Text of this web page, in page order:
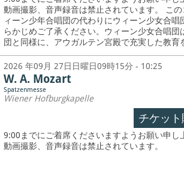
動画撮影、音声録音は禁止されています。 こ
ィーン少年合唱団の代わりにウィーン少女合唱
らかじめご了承ください。ウィーン少女合唱団
団と同様に、アウガルテン宮殿で充実した教育
2026 年09月 27日日曜日09時15分 - 10:25
W. A. Mozart
Spatzenmesse
Wiener Hofburgkapelle
チケット
9:00までにご着席くださいますようお願い申し
動画撮影、音声録音は禁止されています。